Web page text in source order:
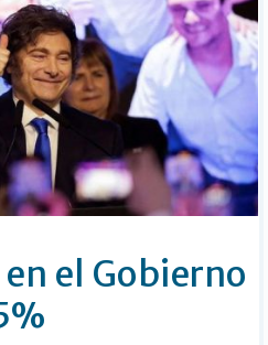
el Gobierno